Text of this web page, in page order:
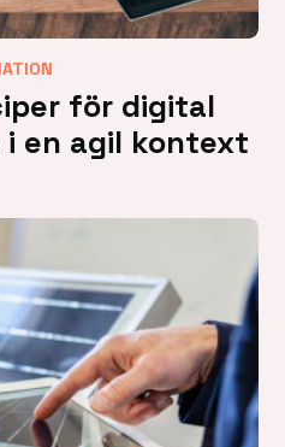
för digital
en agil kontext